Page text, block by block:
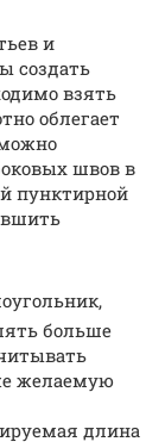
и
создать
взять
облегает
швов в
пунктирной
вшить
больше
желаемую
длина